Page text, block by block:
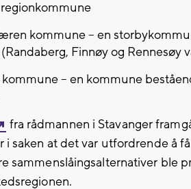
regionkommune
kommune – en
(Randaberg, Finnøy og
– en kommune
fra rådmannen i Stavanger
i saken at det var utfordrende å
sammenslåingsalternativer ble